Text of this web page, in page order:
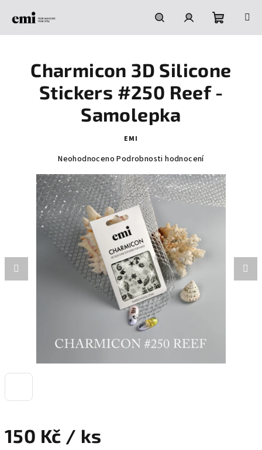
HledatPřihlášeníNákupní
košík
150 Kč / ks
Charmicon 3D Silicone
Stickers #250 Reef -
Samolepka
EMI
Průměrné
produktu
je
0,0
z
5
hvězdiček.
Neohodnoceno Podrobnosti hodnocení